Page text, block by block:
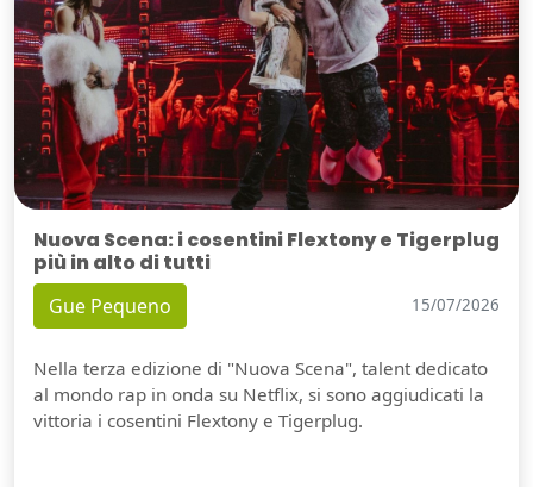
Nuova Scena: i cosentini Flextony e Tigerplug
più in alto di tutti
Gue Pequeno 15/07/2026
Nella terza edizione di "Nuova Scena", talent dedicato
al mondo rap in onda su Netflix, si sono aggiudicati la
vittoria i cosentini Flextony e Tigerplug.